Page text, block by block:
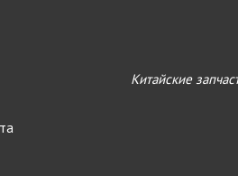
Китайские